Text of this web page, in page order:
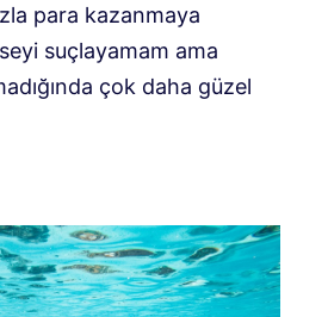
para kazanmaya
suçlayamam ama
çok daha güzel